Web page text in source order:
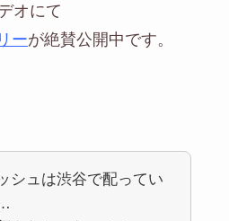
オにて
ーが絶賛公開中です。
シュは渋谷で配ってい